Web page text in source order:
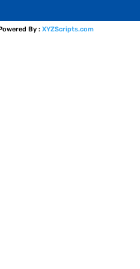
By : XYZScripts.com